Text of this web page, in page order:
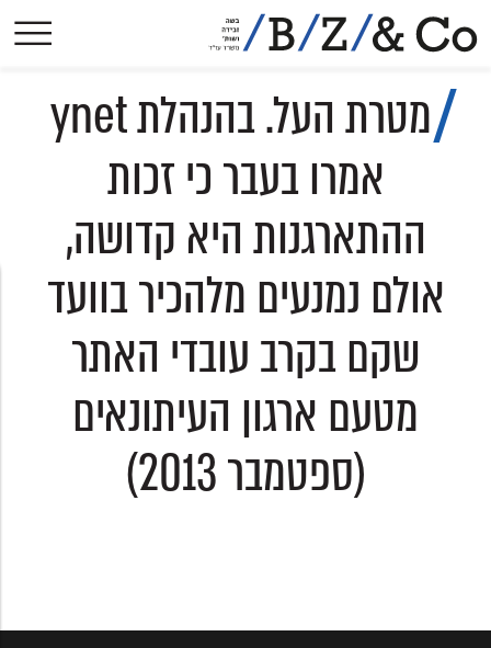
תחומי עיסוק
הישגים בולטים
פסקי-דין
הסכמים קיבוציים
פרסומים
עיתונות
צרו קשר
מטרת העל. בהנהלת ynet
אמרו בעבר כי זכות
ההתארגנות היא קדושה,
אולם נמנעים מלהכיר בוועד
שקם בקרב עובדי האתר
מטעם ארגון העיתונאים
(ספטמבר 2013)